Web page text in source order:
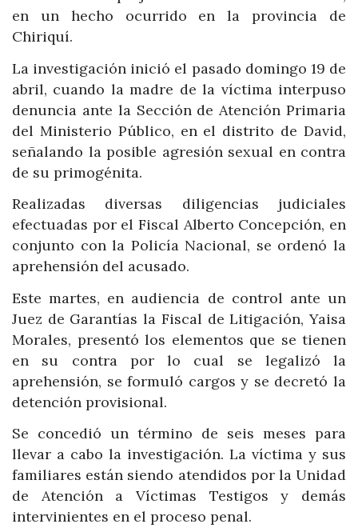
en un hecho ocurrido en la provincia de
Chiriquí.
La investigación inició el pasado domingo 19 de
abril, cuando la madre de la víctima interpuso
denuncia ante la Sección de Atención Primaria
del Ministerio Público, en el distrito de David,
señalando la posible agresión sexual en contra
de su primogénita.
Realizadas diversas diligencias judiciales
efectuadas por el Fiscal Alberto Concepción, en
conjunto con la Policía Nacional, se ordenó la
aprehensión del acusado.
Este martes, en audiencia de control ante un
Juez de Garantías la Fiscal de Litigación, Yaisa
Morales, presentó los elementos que se tienen
en su contra por lo cual se legalizó la
aprehensión, se formuló cargos y se decretó la
detención provisional.
Se concedió un término de seis meses para
llevar a cabo la investigación. La víctima y sus
familiares están siendo atendidos por la Unidad
de Atención a Víctimas Testigos y demás
intervinientes en el proceso penal.